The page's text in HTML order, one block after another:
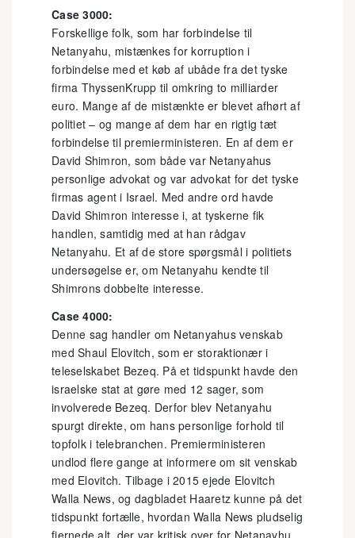
Case 3000:
Forskellige folk, som har forbindelse til
Netanyahu, mistænkes for korruption i
forbindelse med et køb af ubåde fra det tyske
firma ThyssenKrupp til omkring to milliarder
euro. Mange af de mistænkte er blevet afhørt af
politiet – og mange af dem har en rigtig tæt
forbindelse til premierministeren. En af dem er
David Shimron, som både var Netanyahus
personlige advokat og var advokat for det tyske
firmas agent i Israel. Med andre ord havde
David Shimron interesse i, at tyskerne fik
handlen, samtidig med at han rådgav
Netanyahu. Et af de store spørgsmål i politiets
undersøgelse er, om Netanyahu kendte til
Shimrons dobbelte interesse.
Case 4000:
Denne sag handler om Netanyahus venskab
med Shaul Elovitch, som er storaktionær i
teleselskabet Bezeq. På et tidspunkt havde den
israelske stat at gøre med 12 sager, som
involverede Bezeq. Derfor blev Netanyahu
spurgt direkte, om hans personlige forhold til
topfolk i telebranchen. Premierministeren
undlod flere gange at informere om sit venskab
med Elovitch. Tilbage i 2015 ejede Elovitch
Walla News, og dagbladet Haaretz kunne på det
tidspunkt fortælle, hvordan Walla News pludselig
fjernede alt, der var kritisk over for Netanayhu.